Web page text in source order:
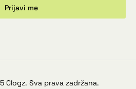
Prijavi me
Clogz. Sva prava zadržana.